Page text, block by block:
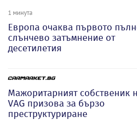
1 минута
Европа очаква първото
слънчево затъмнение от
десетилетия
Мажоритарният собственик
VAG призова за бързо
преструктуриране